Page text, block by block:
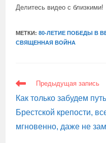
Делитесь видео с близкими!
МЕТКИ:80-ЛЕТИЕ ПОБЕДЫ В
СВЯЩЕННАЯ ВОЙНА
ЕЩЕ
СТАТЬИ
Предыдущая запись
Как только забудем
Брестской крепости,
мгновенно, даже не